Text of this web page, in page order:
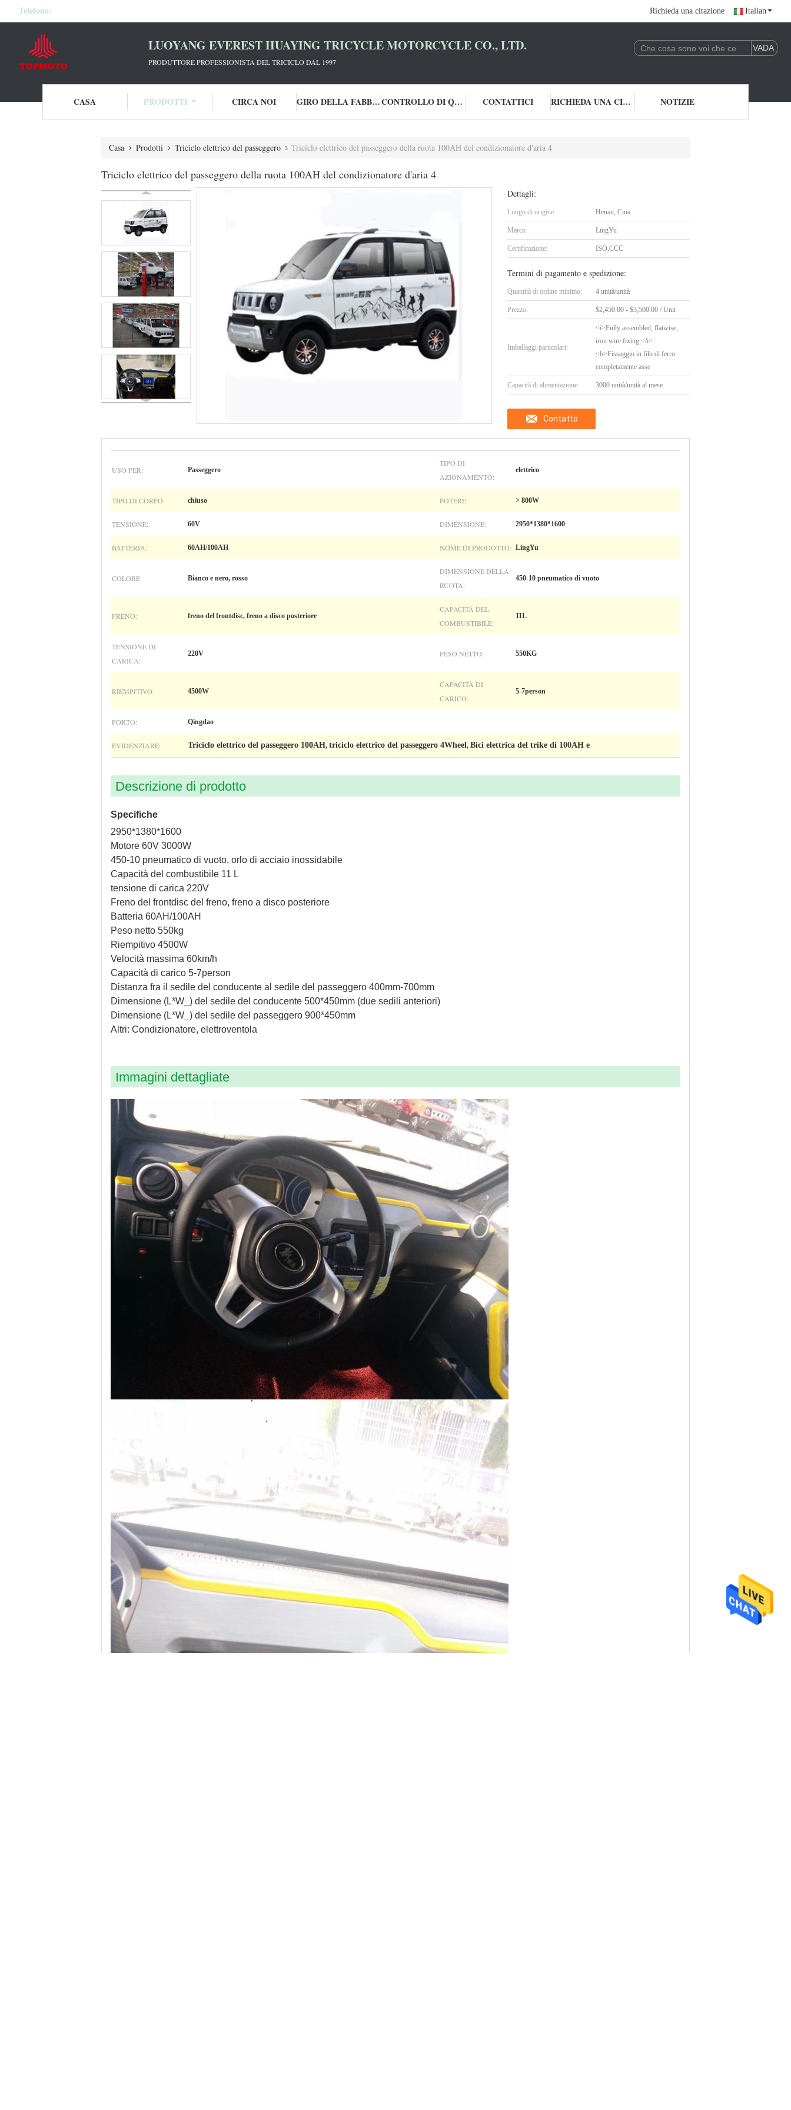
Telefono: Richieda una citazione Italian
LUOYANG EVEREST HUAYING TRICYCLE MOTORCYCLE CO., LTD.
PRODUTTORE PROFESSIONISTA DEL TRICICLO DAL 1997
CASA PRODOTTI CIRCA NOI GIRO DELLA FABBRICA CONTROLLO DI QUALITÀ CONTATTICI RICHIEDA UNA CITAZIONE NOTIZIE
Casa Prodotti Triciclo elettrico del passeggero Triciclo elettrico del passeggero della ruota 100AH del condizionatore d'aria 4
Triciclo elettrico del passeggero della ruota 100AH del condizionatore d'aria 4
Dettagli:
Luogo di origine: Henan, Cina
Marca: LingYu
Certificazione: ISO,CCC
Termini di pagamento e spedizione:
Quantità di ordine minimo: 4 unità/unità
Prezzo: $2,450.00 - $3,500.00 / Unit
Imballaggi particolari:
<i>Fully assembled, flatwise,
iron wire fixing.</i>
<b>Fissaggio in filo di ferro
completamente asse
Capacità di alimentazione: 3000 unità/unità al mese
Contatto
USO PER: Passeggero
TIPO DI
AZIONAMENTO:
elettrico
TIPO DI CORPO: chiuso POTERE: > 800W
TENSIONE: 60V DIMENSIONE: 2950*1380*1600
BATTERIA: 60AH/100AH NOME DI PRODOTTO: LingYu
COLORE: Bianco e nero, rosso
DIMENSIONE DELLA
RUOTA:
450-10 pneumatico di vuoto
FRENO: freno del frontdisc, freno a disco posteriore
CAPACITÀ DEL
COMBUSTIBILE:
11L
TENSIONE DI
CARICA:
220V PESO NETTO: 550KG
RIEMPITIVO: 4500W
CAPACITÀ DI
CARICO:
5-7person
PORTO: Qingdao
EVIDENZIARE: Triciclo elettrico del passeggero 100AH, triciclo elettrico del passeggero 4Wheel, Bici elettrica del trike di 100AH e
Descrizione di prodotto
Specifiche
2950*1380*1600
Motore 60V 3000W
450-10 pneumatico di vuoto, orlo di acciaio inossidabile
Capacità del combustibile 11 L
tensione di carica 220V
Freno del frontdisc del freno, freno a disco posteriore
Batteria 60AH/100AH
Peso netto 550kg
Riempitivo 4500W
Velocità massima 60km/h
Capacità di carico 5-7person
Distanza fra il sedile del conducente al sedile del passeggero 400mm-700mm
Dimensione (L*W_) del sedile del conducente 500*450mm (due sedili anteriori)
Dimensione (L*W_) del sedile del passeggero 900*450mm
Altri: Condizionatore, elettroventola
Immagini dettagliate